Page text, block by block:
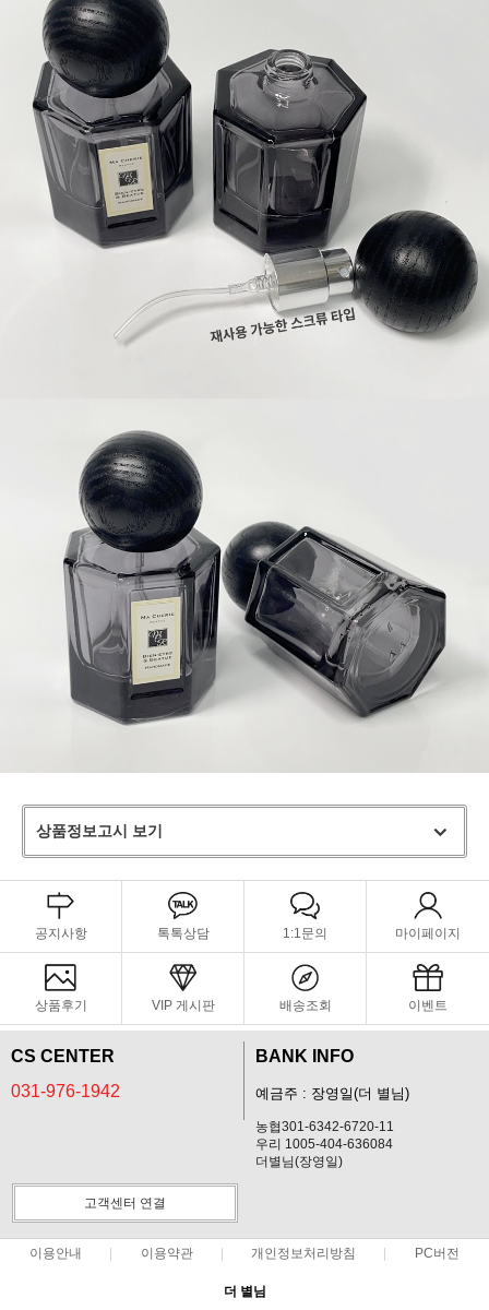
상품정보고시 보기
공지사항 톡톡상담 1:1문의 마이페이지
상품후기 VIP 게시판 배송조회 이벤트
CS CENTER
031-976-1942
BANK INFO
예금주 : 장영일(더 별님)
농협301-6342-6720-11
우리 1005-404-636084
더별님(장영일)
고객센터 연결
이용안내 이용약관 개인정보처리방침 PC버전
더 별님